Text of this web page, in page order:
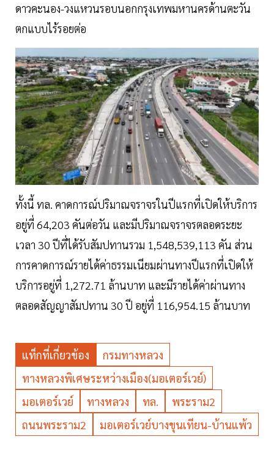
ดาวคะนอง-วงแหวนรอบนอกกรุงเทพมหานครด้านตะวัน
ตกแบบไร้รอยต่อ
ทั้งนี้ ทล. คาดการณ์ปริมาณจราจรในปีแรกที่เปิดให้บริการ
อยู่ที่ 64,203 คันต่อวัน และมีปริมาณจราจรตลอดระยะ
เวลา 30 ปีที่ได้รับสัมปทานรวม 1,548,539,113 คัน ส่วน
การคาดการณ์รายได้ค่าธรรมเนียมผ่านทางปีแรกที่เปิดให้
บริการอยู่ที่ 1,272.71 ล้านบาท และมีรายได้ค่าผ่านทาง
ตลอดสัญญาสัมปทาน 30 ปี อยู่ที่ 116,954.15 ล้านบาท
แท็กที่เกี่ยวข้อง
กรมทางหลวง
ทางหลวงพิเศษระหว่างเมือง(มอเตอร์เวย์)
มอเตอร์เวย์
ทางหลวง ทล.
พระราม2
ถนนพระราม2
มอเตอร์เวย์บางขุนเทียน-บ้านแพ้ว